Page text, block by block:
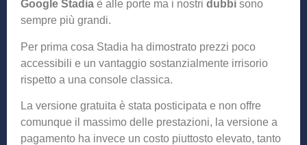
Google Stadia è alle porte ma i nostri dubbi sono
sempre più grandi.
Per prima cosa Stadia ha dimostrato prezzi poco
accessibili e un vantaggio sostanzialmente irrisorio
rispetto a una console classica.
La versione gratuita è stata posticipata e non offre
comunque il massimo delle prestazioni, la versione a
pagamento ha invece un costo piuttosto elevato, tanto